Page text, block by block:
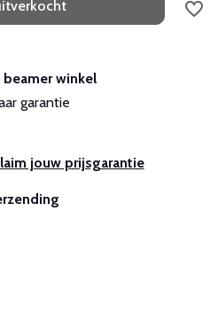
winkel
garantie
jouw prijsgarantie